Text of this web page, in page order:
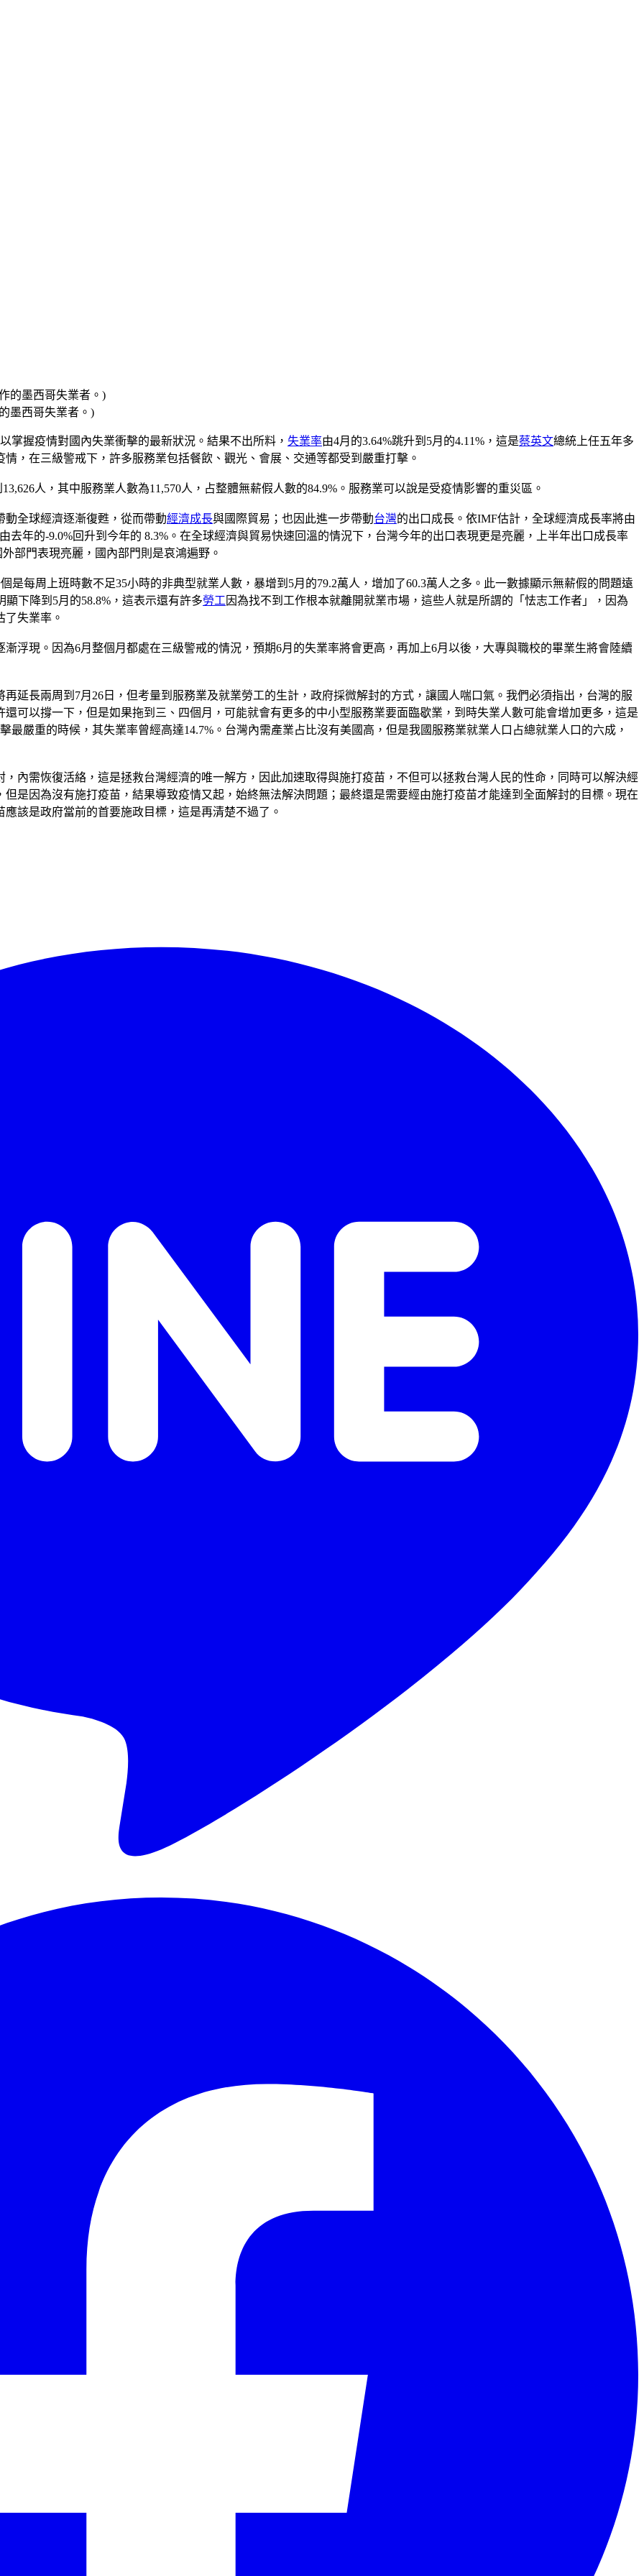
墨西哥失業者。)
掌握疫情對國內失業衝擊的最新狀況。結果不出所料， 失業率由4月的3.64%跳升到5月的4.11%，這是蔡英文總統上任五年多
，在三級警戒下，許多服務業包括餐飲、觀光、會展、交通等都受到嚴重打擊。
人，其中服務業人數為11,570人，占整體無薪假人數的84.9%。服務業可以說是受疫情影響的重災區。
全球經濟逐漸復甦，從而帶動經濟成長與國際貿易；也因此進一步帶動台灣的出口成長。依IMF估計，全球經濟成長率將由
去年的-9.0%回升到今年的 8.3%。在全球經濟與貿易快速回溫的情況下，台灣今年的出口表現更是亮麗，上半年出口成長率
部門表現亮麗，國內部門則是哀鴻遍野。
是每周上班時數不足35小時的非典型就業人數，暴增到5月的79.2萬人，增加了60.3萬人之多。此一數據顯示無薪假的問題遠
下降到5月的58.8%，這表示還有許多勞工 因為找不到工作根本就離開就業市場，這些人就是所謂的「怯志工作者」，因為
失業率。
浮現。因為6月整個月都處在三級警戒的情況，預期6月的失業率將會更高，再加上6月以後，大專與職校的畢業生將會陸續
延長兩周到7月26日，但考量到服務業及就業勞工的生計，政府採微解封的方式，讓國人喘口氣。我們必須指出，台灣的服
可以撐一下，但是如果拖到三、四個月，可能就會有更多的中小型服務業要面臨歇業，到時失業人數可能會增加更多，這是
最嚴重的時候，其失業率曾經高達14.7%。台灣內需產業占比沒有美國高，但是我國服務業就業人口占總就業人口的六成，
內需恢復活絡，這是拯救台灣經濟的唯一解方，因此加速取得與施打疫苗，不但可以拯救台灣人民的性命，同時可以解決經
是因為沒有施打疫苗，結果導致疫情又起，始終無法解決問題；最終還是需要經由施打疫苗才能達到全面解封的目標。現在
該是政府當前的首要施政目標，這是再清楚不過了。